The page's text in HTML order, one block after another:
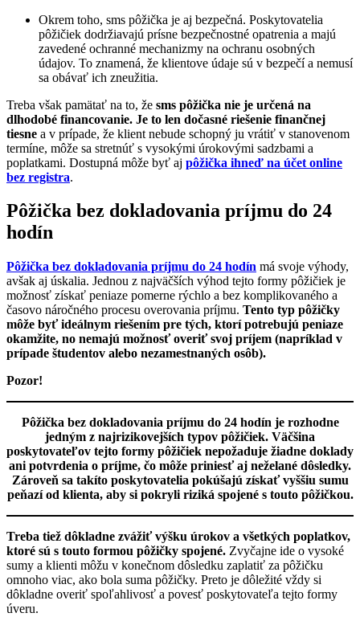
Okrem toho, sms pôžička je aj bezpečná. Poskytovatelia
pôžičiek dodržiavajú prísne bezpečnostné opatrenia a majú
zavedené ochranné mechanizmy na ochranu osobných
údajov. To znamená, že klientove údaje sú v bezpečí a nemusí
sa obávať ich zneužitia.
Treba však pamätať na to, že sms pôžička nie je určená na
dlhodobé financovanie. Je to len dočasné riešenie finančnej
tiesne a v prípade, že klient nebude schopný ju vrátiť v stanovenom
termíne, môže sa stretnúť s vysokými úrokovými sadzbami a
poplatkami. Dostupná môže byť aj pôžička ihneď na účet online
bez registra.
Pôžička bez dokladovania príjmu do 24
hodín
Pôžička bez dokladovania príjmu do 24 hodín má svoje výhody,
avšak aj úskalia. Jednou z najväčších výhod tejto formy pôžičiek je
možnosť získať peniaze pomerne rýchlo a bez komplikovaného a
časovo náročného procesu overovania príjmu. Tento typ pôžičky
môže byť ideálnym riešením pre tých, ktorí potrebujú peniaze
okamžite, no nemajú možnosť overiť svoj príjem (napríklad v
prípade študentov alebo nezamestnaných osôb).
Pozor!
Pôžička bez dokladovania príjmu do 24 hodín je rozhodne
jedným z najrizikovejších typov pôžičiek. Väčšina
poskytovateľov tejto formy pôžičiek nepožaduje žiadne doklady
ani potvrdenia o príjme, čo môže priniesť aj neželané dôsledky.
Zároveň sa takíto poskytovatelia pokúšajú získať vyššiu sumu
peňazí od klienta, aby si pokryli riziká spojené s touto pôžičkou.
Treba tiež dôkladne zvážiť výšku úrokov a všetkých poplatkov,
ktoré sú s touto formou pôžičky spojené. Zvyčajne ide o vysoké
sumy a klienti môžu v konečnom dôsledku zaplatiť za pôžičku
omnoho viac, ako bola suma pôžičky. Preto je dôležité vždy si
dôkladne overiť spoľahlivosť a povesť poskytovateľa tejto formy
úveru.